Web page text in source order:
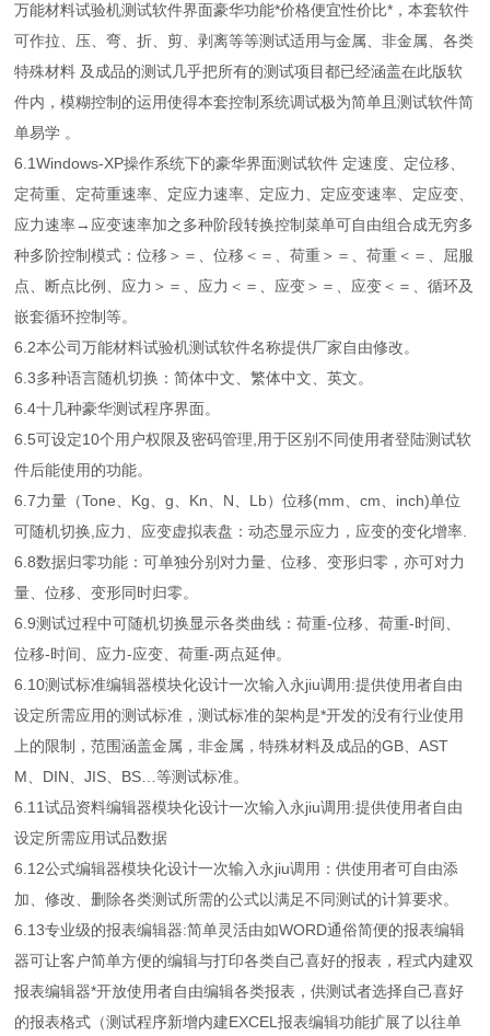
万能材料试验机测试软件界面豪华功能*价格便宜性价比*，本套软件
可作拉、压、弯、折、剪、剥离等等测试适用与金属、非金属、各类
特殊材料 及成品的测试几乎把所有的测试项目都已经涵盖在此版软
件内，模糊控制的运用使得本套控制系统调试极为简单且测试软件简
单易学 。
6.1Windows-XP操作系统下的豪华界面测试软件 定速度、定位移、
定荷重、定荷重速率、定应力速率、定应力、定应变速率、定应变、
应力速率→应变速率加之多种阶段转换控制菜单可自由组合成无穷多
种多阶控制模式：位移＞＝、位移＜＝、荷重＞＝、荷重＜＝、屈服
点、断点比例、应力＞＝、应力＜＝、应变＞＝、应变＜＝、循环及
嵌套循环控制等。
6.2本公司万能材料试验机测试软件名称提供厂家自由修改。
6.3多种语言随机切换：简体中文、繁体中文、英文。
6.4十几种豪华测试程序界面。
6.5可设定10个用户权限及密码管理,用于区别不同使用者登陆测试软
件后能使用的功能。
6.7力量（Tone、Kg、g、Kn、N、Lb）位移(mm、cm、inch)单位
可随机切换,应力、应变虚拟表盘：动态显示应力，应变的变化增率.
6.8数据归零功能：可单独分别对力量、位移、变形归零，亦可对力
量、位移、变形同时归零。
6.9测试过程中可随机切换显示各类曲线：荷重-位移、荷重-时间、
位移-时间、应力-应变、荷重-两点延伸。
6.10测试标准编辑器模块化设计一次输入永jiu调用:提供使用者自由
设定所需应用的测试标准，测试标准的架构是*开发的没有行业使用
上的限制，范围涵盖金属，非金属，特殊材料及成品的GB、AST
M、DIN、JIS、BS…等测试标准。
6.11试品资料编辑器模块化设计一次输入永jiu调用:提供使用者自由
设定所需应用试品数据
6.12公式编辑器模块化设计一次输入永jiu调用：供使用者可自由添
加、修改、删除各类测试所需的公式以满足不同测试的计算要求。
6.13专业级的报表编辑器:简单灵活由如WORD通俗简便的报表编辑
器可让客户简单方便的编辑与打印各类自己喜好的报表，程式内建双
报表编辑器*开放使用者自由编辑各类报表，供测试者选择自己喜好
的报表格式（测试程序新增内建EXCEL报表编辑功能扩展了以往单